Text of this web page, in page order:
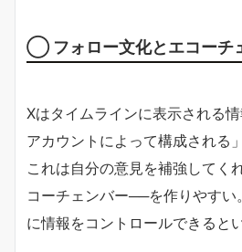
◯ フォロー文化とエコーチ
Xはタイムラインに表示される
アカウントによって構成される
これは自分の意見を補強してく
コーチェンバー──を作りやすい
に情報をコントロールできると